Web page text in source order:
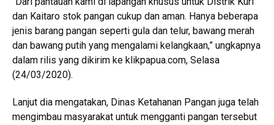
dan Kaitaro stok pangan cukup dan aman. Hanya beberapa
jenis barang pangan seperti gula dan telur, bawang merah
dan bawang putih yang mengalami kelangkaan,” ungkapnya
dalam rilis yang dikirim ke klikpapua.com, Selasa
(24/03/2020).
Lanjut dia mengatakan, Dinas Ketahanan Pangan juga telah
mengimbau masyarakat untuk mengganti pangan tersebut